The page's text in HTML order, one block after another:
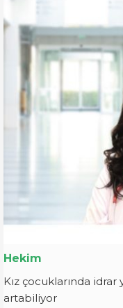
Hekim
Kız çocuklarında
artabiliyor